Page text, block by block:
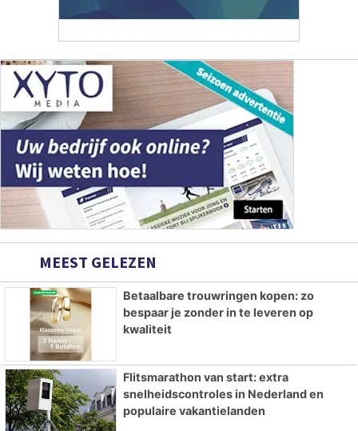
MEEST GELEZEN
Betaalbare trouwringen kopen: zo
bespaar je zonder in te leveren op
kwaliteit
Flitsmarathon van start: extra
snelheidscontroles in Nederland en
populaire vakantielanden